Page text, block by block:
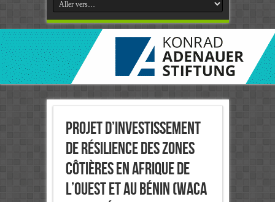
Projet d’Investissement
de Résilience des zones
côtières en Afrique de
l’Ouest et au Bénin (WACA